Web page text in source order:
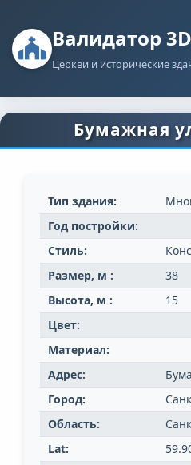
Валидатор 3D
Церкви и исторические
Бумажная
Тип здания:
Год постройки:
Стиль:
Размер, м :
38
Высота, м :
15
Цвет:
Материал:
Адрес:
Город:
Область:
Lat: